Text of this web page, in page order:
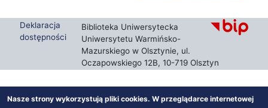
Deklaracja
dostępności
Biblioteka Uniwersytecka
Uniwersytetu Warmińsko-
Mazurskiego w Olsztynie, ul.
Oczapowskiego 12B, 10-719 Olsztyn
Nasze strony wykorzystują pliki cookies. W przeglądarce internetowej